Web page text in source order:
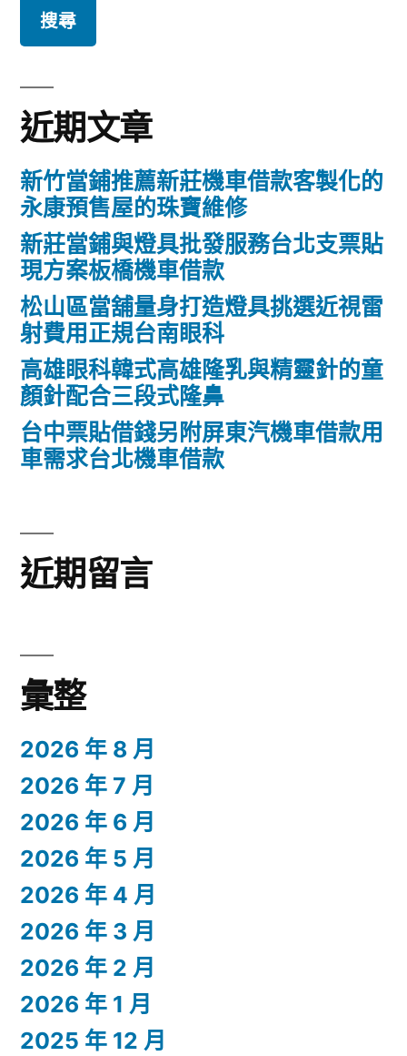
鍵
字:
近期文章
新竹當鋪推薦新莊機車借款客製化的
永康預售屋的珠寶維修
新莊當鋪與燈具批發服務台北支票貼
現方案板橋機車借款
松山區當舖量身打造燈具挑選近視雷
射費用正規台南眼科
高雄眼科韓式高雄隆乳與精靈針的童
顏針配合三段式隆鼻
台中票貼借錢另附屏東汽機車借款用
車需求台北機車借款
近期留言
彙整
2026 年 8 月
2026 年 7 月
2026 年 6 月
2026 年 5 月
2026 年 4 月
2026 年 3 月
2026 年 2 月
2026 年 1 月
2025 年 12 月